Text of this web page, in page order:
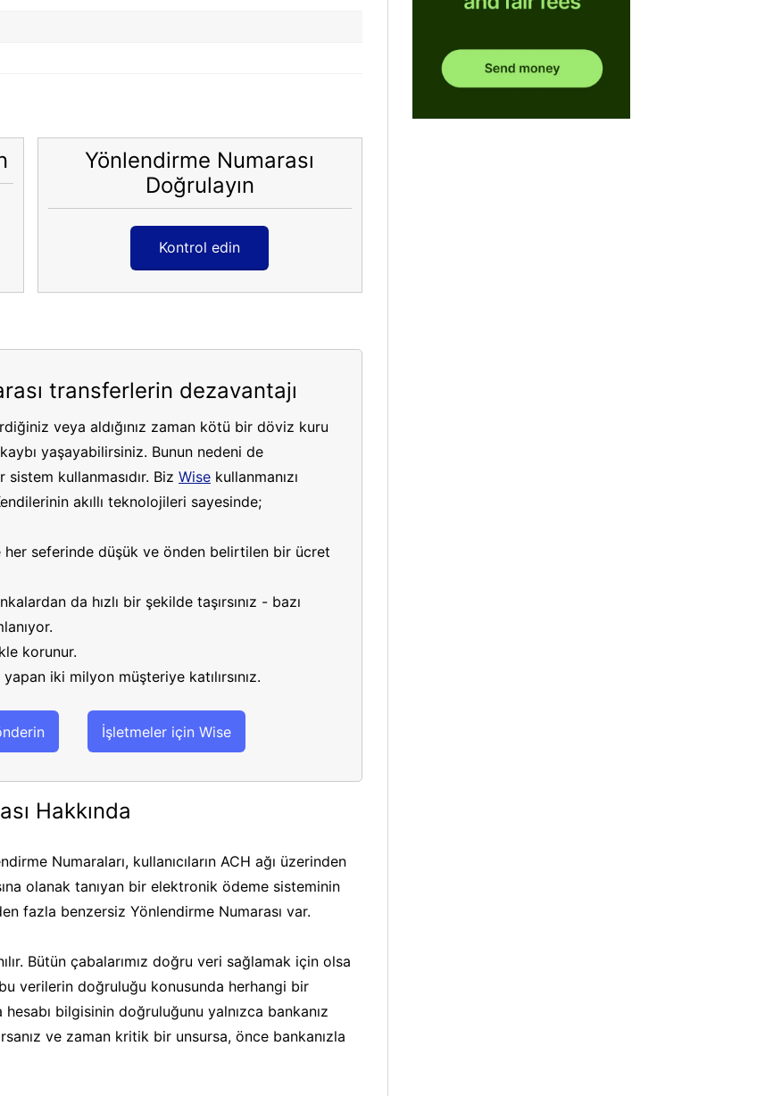
Yönlendirme Numarası
Doğrulayın
Kontrol edin
transferlerin dezavantajı
veya aldığınız zaman kötü bir döviz kuru
yaşayabilirsiniz. Bunun nedeni de
kullanmasıdır. Biz Wise kullanmanızı
akıllı teknolojileri sayesinde;
her seferinde düşük ve önden belirtilen bir ücret
da hızlı bir şekilde taşırsınız - bazı
korunur.
iki milyon müşteriye katılırsınız.
İşletmeler için Wise
Hakkında
Numaraları, kullanıcıların ACH ağı üzerinden
olanak tanıyan bir elektronik ödeme sisteminin
fazla benzersiz Yönlendirme Numarası var.
Bütün çabalarımız doğru veri sağlamak için olsa
verilerin doğruluğu konusunda herhangi bir
bilgisinin doğruluğunu yalnızca bankanız
ve zaman kritik bir unsursa, önce bankanızla